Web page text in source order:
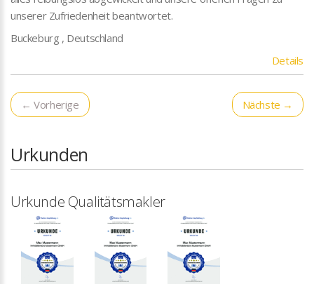
unserer Zufriedenheit beantwortet.
Buckeburg , Deutschland
Details
← Vorherige Nächste →
Urkunden
Urkunde Qualitätsmakler